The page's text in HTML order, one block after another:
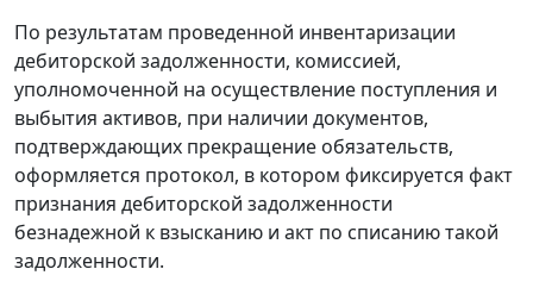
По результатам проведенной инвентаризации
дебиторской задолженности, комиссией,
уполномоченной на осуществление поступления и
выбытия активов, при наличии документов,
подтверждающих прекращение обязательств,
оформляется протокол, в котором фиксируется факт
признания дебиторской задолженности
безнадежной к взысканию и акт по списанию такой
задолженности.